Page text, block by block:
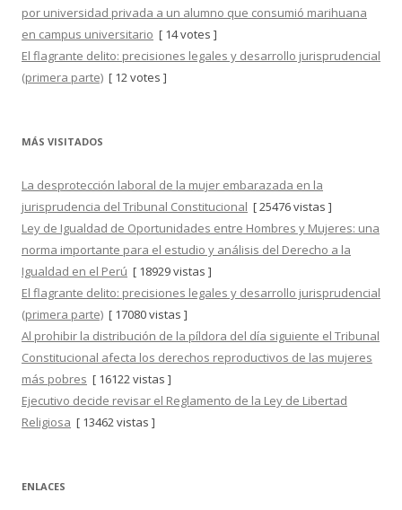
por universidad privada a un alumno que consumió marihuana
en campus universitario [ 14 votes ]
El flagrante delito: precisiones legales y desarrollo jurisprudencial
(primera parte) [ 12 votes ]
MÁS VISITADOS
La desprotección laboral de la mujer embarazada en la
jurisprudencia del Tribunal Constitucional [ 25476 vistas ]
Ley de Igualdad de Oportunidades entre Hombres y Mujeres: una
norma importante para el estudio y análisis del Derecho a la
Igualdad en el Perú [ 18929 vistas ]
El flagrante delito: precisiones legales y desarrollo jurisprudencial
(primera parte) [ 17080 vistas ]
Al prohibir la distribución de la píldora del día siguiente el Tribunal
Constitucional afecta los derechos reproductivos de las mujeres
más pobres [ 16122 vistas ]
Ejecutivo decide revisar el Reglamento de la Ley de Libertad
Religiosa [ 13462 vistas ]
ENLACES